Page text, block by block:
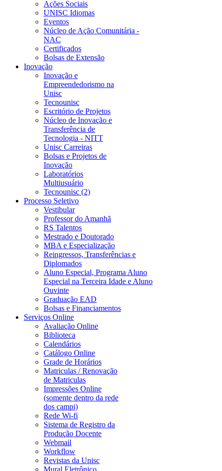
Ações Sociais
UNISC Idiomas
Eventos
Núcleo de Ação Comunitária -
NAC
Certificados
Bolsas de Extensão
Inovação
Inovação e
Empreendedorismo na
Unisc
Tecnounisc
Escritório de Projetos
Núcleo de Inovação e
Transferência de
Tecnologia - NITT
Unisc Carreiras
Bolsas e Projetos de
Inovação
Laboratórios
Multiusuário
Tecnounisc (2)
Processo Seletivo
Vestibular
Professor do Amanhã
RS Talentos
Mestrado e Doutorado
MBA e Especialização
Reingressos, Transferências e
Diplomados
Aluno Especial, Programa Aluno
Especial na Terceira Idade e Aluno
Ouvinte
Graduação EAD
Bolsas e Financiamentos
Serviços Online
Avaliação Online
Biblioteca
Calendários
Catálogo Online
Grade de Horários
Matriculas / Renovação
de Matriculas
Impressões Online
(somente dentro da rede
dos campi)
Rede Wi-fi
Sistema de Registro da
Produção Docente
Webmail
Workflow
Revistas da Unisc
Mural Eletrônico